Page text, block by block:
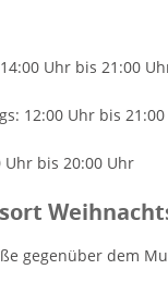
Uhr bis 21:00
12:00 Uhr bis
Uhr bis 20:00 Uhr
gegenüber dem